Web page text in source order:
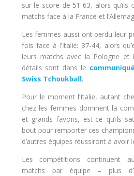
sur le score de 51-63, alors qu’ils
matchs face à la France et
Les femmes aussi ont perdu leur
fois face à l’Italie: 37-44, alors
leurs matchs avec la Pologne et
détails sont dans le
Swiss Tchoukball.
Pour le moment l’Italie, autant
chez les femmes dominent la
et grands favoris, est-ce qu’ils
bout pour remporter ces
d’autres équipes réussiront à avoir
Les compétitions continuent
matchs par équipe – plus